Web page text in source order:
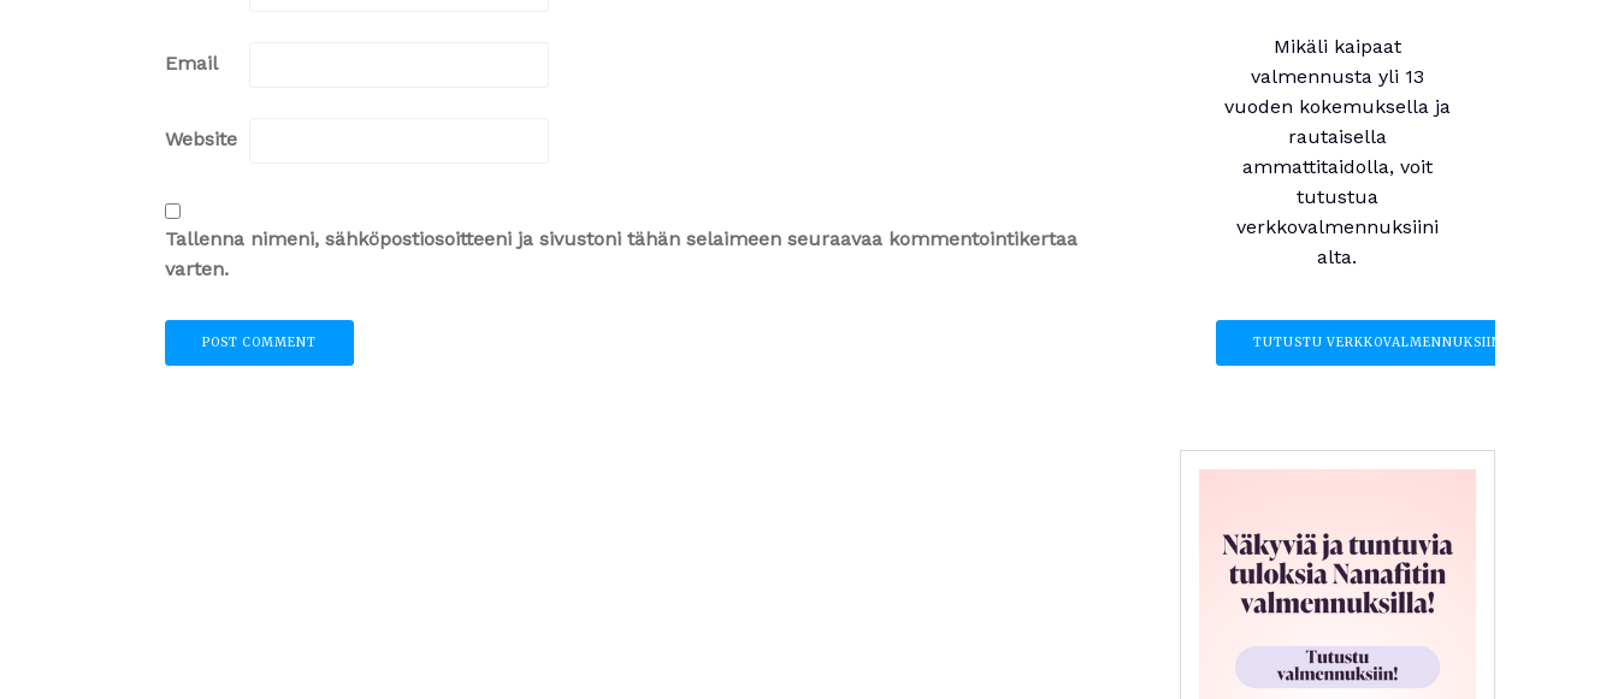
Email
Website
Tallenna nimeni, sähköpostiosoitteeni ja sivustoni tähän selaimeen seuraavaa kommentointikertaa
varten.
Mikäli kaipaat
valmennusta yli 13
vuoden kokemuksella ja
rautaisella
ammattitaidolla, voit
tutustua
verkkovalmennuksiini
alta.
TUTUSTU VERKKOVALMENNUKSIIN